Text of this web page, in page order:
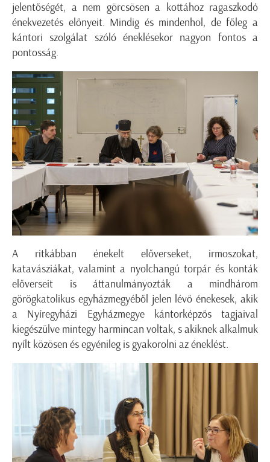
jelentőségét, a nem görcsösen a kottához ragaszkodó
énekvezetés előnyeit. Mindig és mindenhol, de főleg a
kántori szolgálat szóló éneklésekor nagyon fontos a
pontosság.
A ritkábban énekelt előverseket, irmoszokat,
katavásziákat, valamint a nyolchangú torpár és konták
előverseit is áttanulmányozták a mindhárom
görögkatolikus egyházmegyéből jelen lévő énekesek, akik
a Nyíregyházi Egyházmegye kántorképzős tagjaival
kiegészülve mintegy harmincan voltak, s akiknek alkalmuk
nyílt közösen és egyénileg is gyakorolni az éneklést.